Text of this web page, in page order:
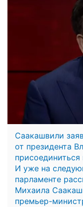
Саакашвили
от президента
присоединиться
И уже на
парламенте
Михаила
премьер-